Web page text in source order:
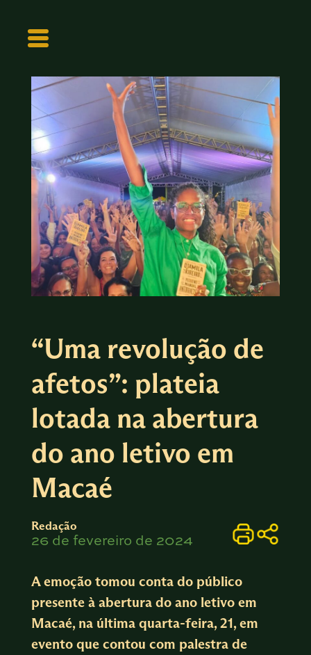
“Uma revolução de
afetos”: plateia
lotada na abertura
do ano letivo em
Macaé
Redação
26 de fevereiro de 2024
A emoção tomou conta do público
presente à abertura do ano letivo em
Macaé, na última quarta-feira, 21, em
evento que contou com palestra de